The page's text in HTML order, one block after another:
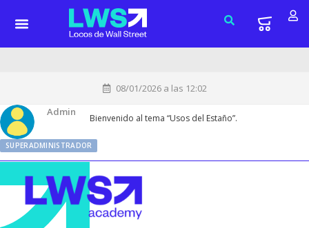
08/01/2026 a las 12:02
Admin
SUPERADMINISTRADOR
Bienvenido al tema “Usos del Estaño”.